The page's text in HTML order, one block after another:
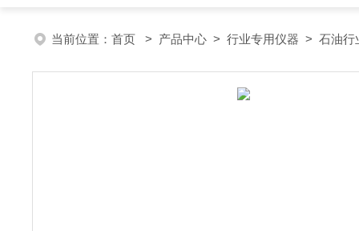
当前位置： 首页 > 产品中心 > 行业专用仪器 > 石油行